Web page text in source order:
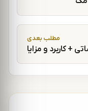
مطلب بعدی
+ کاربرد و مزایا